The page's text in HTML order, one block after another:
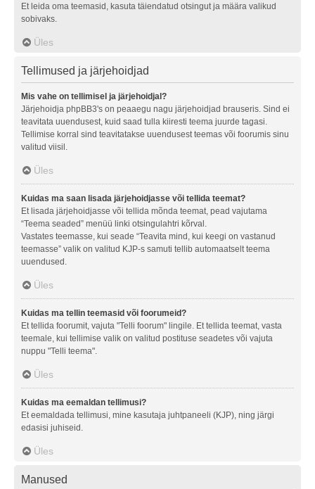
Et leida oma teemasid, kasuta täiendatud otsingut ja määra valikud
sobivaks.
Üles
Tellimused ja järjehoidjad
Mis vahe on tellimisel ja järjehoidjal?
Järjehoidja phpBB3's on peaaegu nagu järjehoidjad brauseris. Sind ei
teavitata uuendusest, kuid saad tulla kiiresti teema juurde tagasi.
Tellimise korral sind teavitatakse uuendusest teemas või foorumis sinu
valitud viisil.
Üles
Kuidas ma saan lisada järjehoidjasse või tellida teemat?
Et lisada järjehoidjasse või tellida mõnda teemat, pead vajutama
“Teema seaded” menüü linki otsingulahtri kõrval.
Vastates teemasse, kui seade “Teavita mind, kui keegi on vastanud
teemasse” valik on valitud KJP-s samuti tellib automaatselt teema
uuendused.
Üles
Kuidas ma tellin teemasid või foorumeid?
Et tellida foorumit, vajuta "Telli foorum" lingile. Et tellida teemat, vasta
teemale, kui tellimise valik on valitud postituse seadetes või vajuta
nuppu "Telli teema".
Üles
Kuidas ma eemaldan tellimusi?
Et eemaldada tellimusi, mine kasutaja juhtpaneeli (KJP), ning järgi
edasisi juhiseid.
Üles
Manused